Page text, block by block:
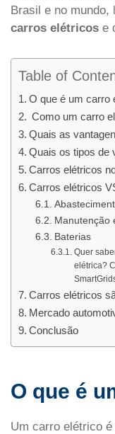
Brasil e no mundo,
carros elétricos e
Table of
O que é um carro
Como um carro
Quais as
Quais os tipos de
Carros elétricos
Carros elétricos
Manutenção
Baterias
Quer
elétrica?
Carros elétricos
Mercado
Conclusão
O que é
Um carro elétrico